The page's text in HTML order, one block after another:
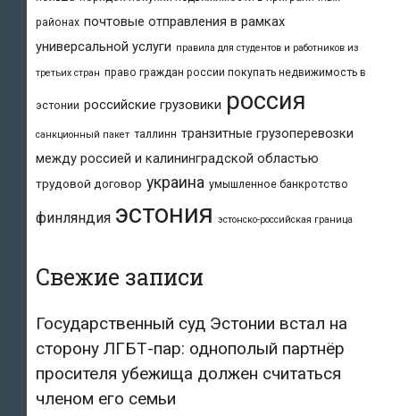
районах почтовые отправления в рамках
универсальной услуги правила для студентов и работников из
третьих стран право граждан россии покупать недвижимость в
эстонии российские грузовики россия
санкционный пакет таллинн транзитные грузоперевозки
между россией и калининградской областью
трудовой договор украина умышленное банкротство
финляндия эстония эстонско-российская граница
Свежие записи
Государственный суд Эстонии встал на
сторону ЛГБТ-пар: однополый партнёр
просителя убежища должен считаться
членом его семьи